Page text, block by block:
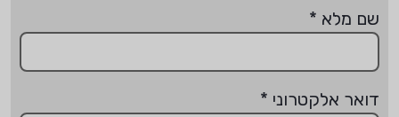
שם מלא *
דואר אלקטרוני *